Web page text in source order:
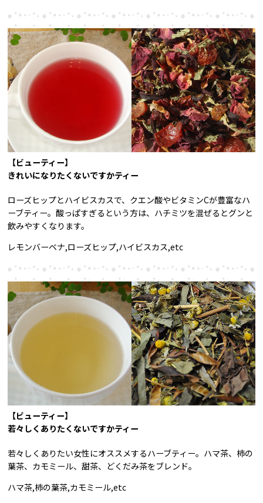
【ビューティー】
きれいになりたくないですかティー
ローズヒップとハイビスカスで、クエン酸やビタミンCが豊富なハ
ーブティー。酸っぱすぎるという方は、ハチミツを混ぜるとグンと
飲みやすくなります。
レモンバーベナ,ローズヒップ,ハイビスカス,etc
【ビューティー】
若々しくありたくないですかティー
若々しくありたい女性にオススメするハーブティー。ハマ茶、柿の
葉茶、カモミール、甜茶、どくだみ茶をブレンド。
ハマ茶,柿の葉茶,カモミール,etc